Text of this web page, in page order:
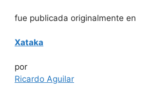
fue publicada originalmente en
Xataka
por
Ricardo Aguilar